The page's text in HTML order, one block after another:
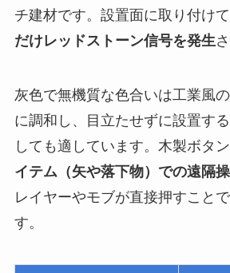
チ建材です。設置面に取り付けて
だけレッドストーン信号を発生
灰色で無機質な色合いは工業風
に調和し、目立たせずに設置す
しても適しています。木製ボタン
イテム（矢や落下物）での遠隔
レイヤーやモブが直接押すこと
す。